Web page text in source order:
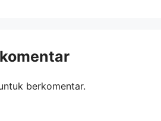
berkomentar.